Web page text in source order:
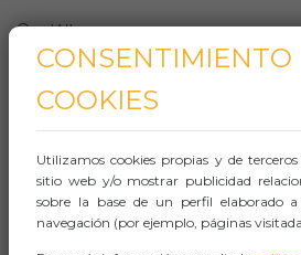
Whasapp
Plaça de les Glòries Catalanes,
15
BARCELONA
COOKIES
Utilizamos cookies propias y de
sitio web y/o mostrar publicidad
sobre la base de un perfil elaborado
navegación (por ejemplo, páginas